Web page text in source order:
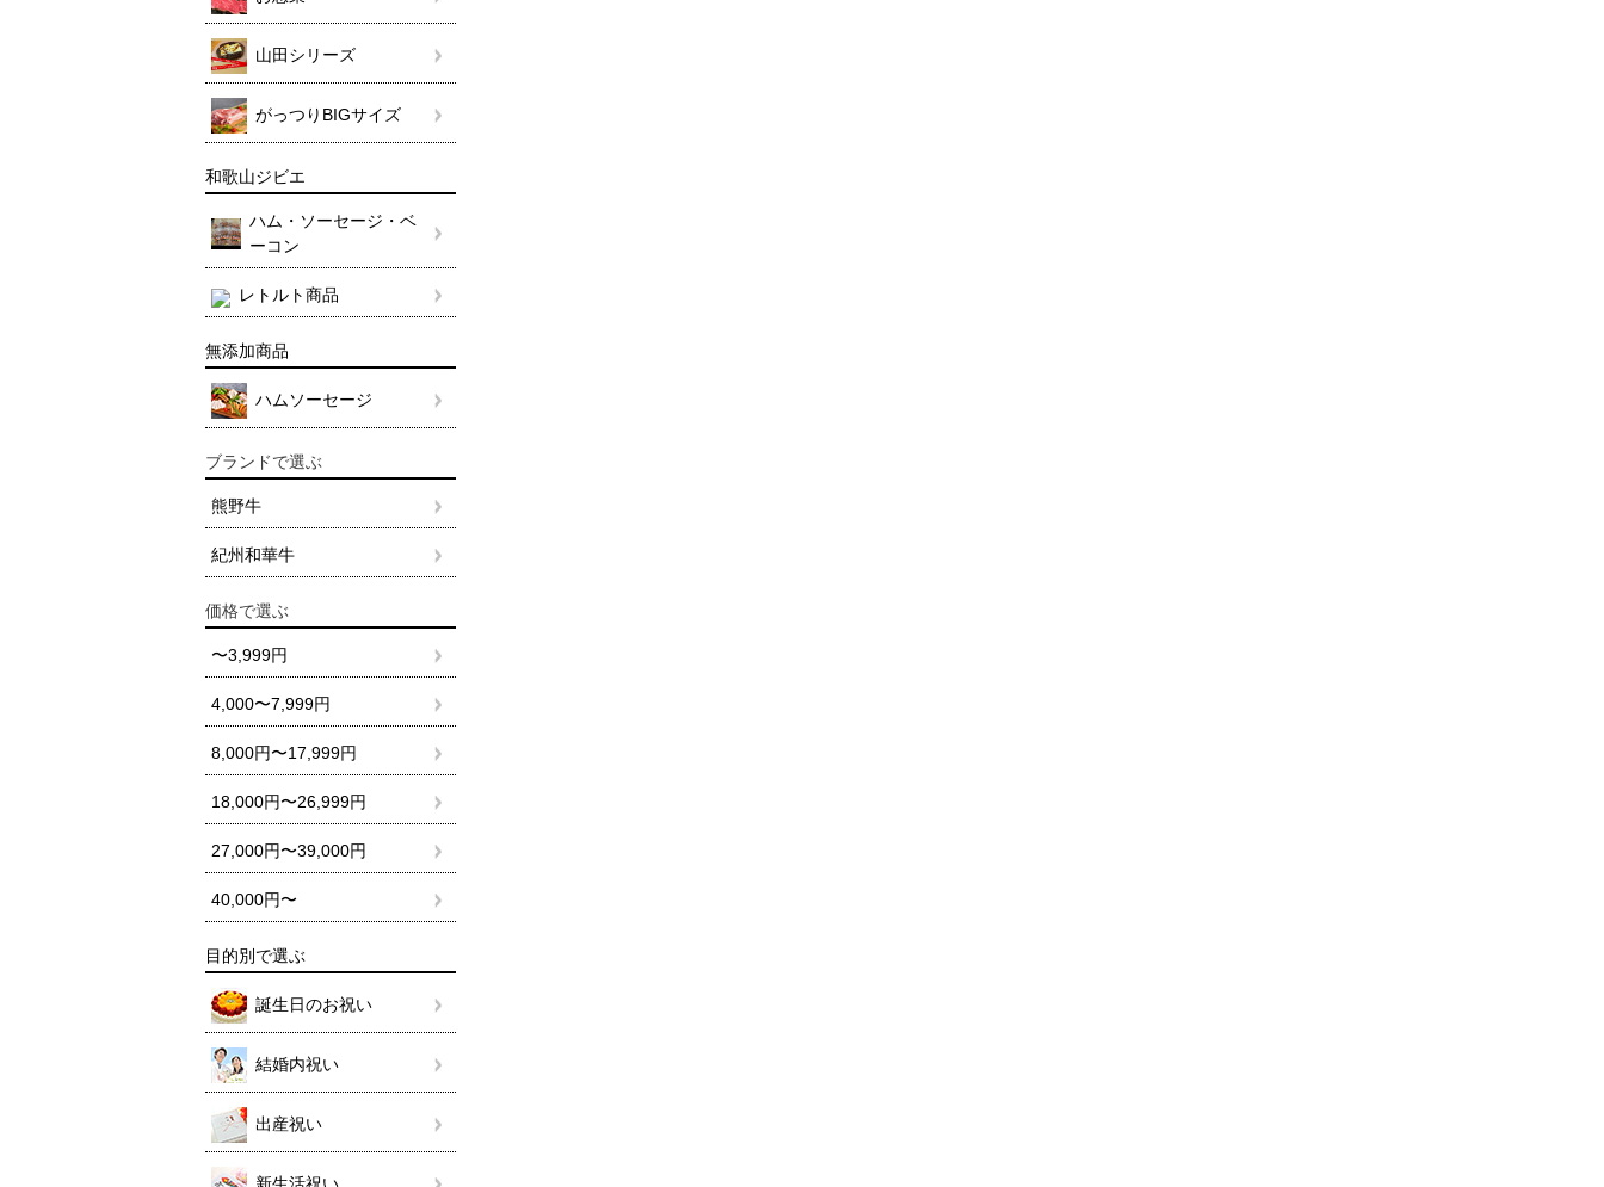
山田シリーズ
がっつりBIGサイズ
和歌山ジビエ
ハム・ソーセージ・ベ
ーコン
レトルト商品
無添加商品
ハムソーセージ
ブランドで選ぶ
熊野牛
紀州和華牛
価格で選ぶ
〜3,999円
4,000〜7,999円
8,000円〜17,999円
18,000円〜26,999円
27,000円〜39,000円
40,000円〜
目的別で選ぶ
誕生日のお祝い
結婚内祝い
出産祝い